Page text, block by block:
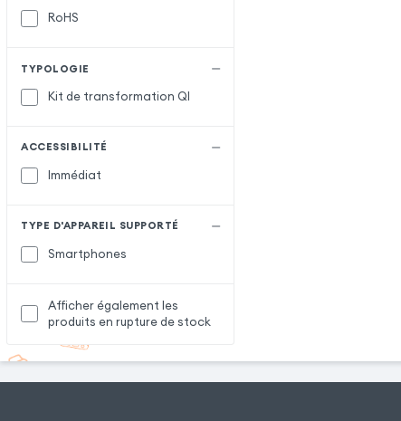
RoHS
TYPOLOGIE
Kit de transformation QI
ACCESSIBILITÉ
Immédiat
TYPE D'APPAREIL SUPPORTÉ
Smartphones
Afficher également les
produits en rupture de stock